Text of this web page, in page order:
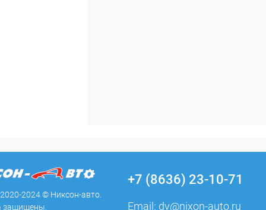
2024 © Никсон-авто.
защищены.
+7 (8636) 23-10-71
Email: dv@nixon-auto.ru